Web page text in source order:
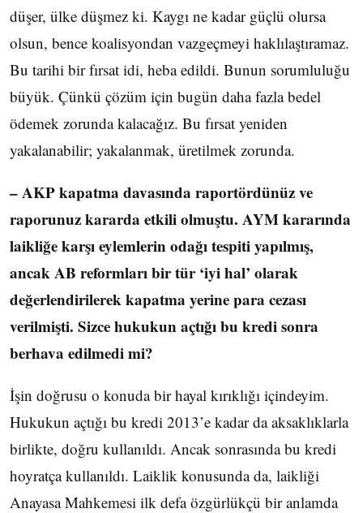
düşer, ülke düşmez ki. Kaygı ne kadar güçlü olursa
olsun, bence koalisyondan vazgeçmeyi haklılaştıramaz.
Bu tarihi bir fırsat idi, heba edildi. Bunun sorumluluğu
büyük. Çünkü çözüm için bugün daha fazla bedel
ödemek zorunda kalacağız. Bu fırsat yeniden
yakalanabilir; yakalanmak, üretilmek zorunda.
– AKP kapatma davasında raportördünüz ve
raporunuz kararda etkili olmuştu. AYM kararında
laikliğe karşı eylemlerin odağı tespiti yapılmış,
ancak AB reformları bir tür ‘iyi hal’ olarak
değerlendirilerek kapatma yerine para cezası
verilmişti. Sizce hukukun açtığı bu kredi sonra
berhava edilmedi mi?
İşin doğrusu o konuda bir hayal kırıklığı içindeyim.
Hukukun açtığı bu kredi 2013’e kadar da aksaklıklarla
birlikte, doğru kullanıldı. Ancak sonrasında bu kredi
hoyratça kullanıldı. Laiklik konusunda da, laikliği
Anayasa Mahkemesi ilk defa özgürlükçü bir anlamda